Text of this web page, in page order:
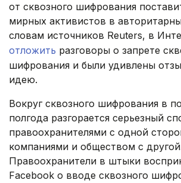
от сквозного шифрования
мирных активистов в
словам источников Reuters, в
отложить разговоры о запрете
шифрования и были удивлены
идею.
Вокруг сквозного шифрования в
полгода разгорается серьезный
правоохранителями с одной
компаниями и обществом с
Правоохранители в штыки
Facebook о вводе сквозного